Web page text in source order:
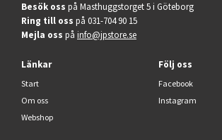
Besök oss på Masthuggstorget 5 i Göteborg
Ring till oss på 031-704 90 15
Mejla oss på info@jpstore.se
Länkar
Start
Om oss
Webshop
Följ oss
Facebook
Instagram